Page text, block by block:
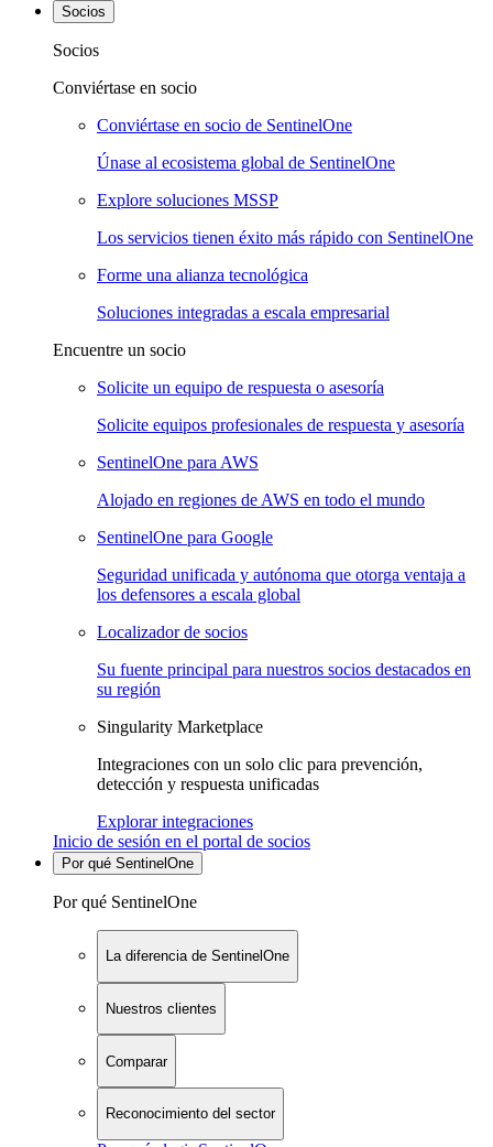
Socios
Socios
Conviértase en socio
Conviértase en socio de SentinelOne
Únase al ecosistema global de SentinelOne
Explore soluciones MSSP
Los servicios tienen éxito más rápido con SentinelOne
Forme una alianza tecnológica
Soluciones integradas a escala empresarial
Encuentre un socio
Solicite un equipo de respuesta o asesoría
Solicite equipos profesionales de respuesta y asesoría
SentinelOne para AWS
Alojado en regiones de AWS en todo el mundo
SentinelOne para Google
Seguridad unificada y autónoma que otorga ventaja a
los defensores a escala global
Localizador de socios
Su fuente principal para nuestros socios destacados en
su región
Singularity Marketplace
Integraciones con un solo clic para prevención,
detección y respuesta unificadas
Explorar integraciones
Inicio de sesión en el portal de socios
Por qué SentinelOne
Por qué SentinelOne
La diferencia de SentinelOne
Nuestros clientes
Comparar
Reconocimiento del sector